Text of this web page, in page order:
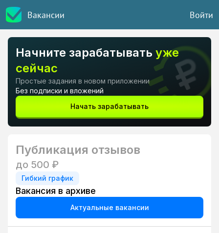
Вакансии Войти
Начните зарабатывать уже
сейчас
Простые задания в новом приложении
Без подписки и вложений
Начать зарабатывать
Публикация отзывов
до 500 ₽
Гибкий график
Вакансия в архиве
Актуальные вакансии